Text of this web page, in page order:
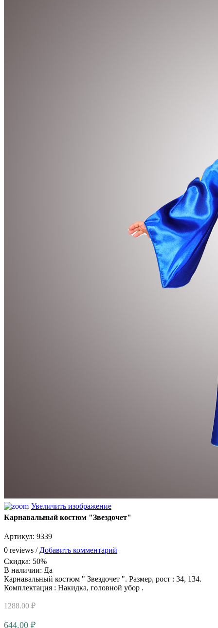
Увеличить изображение
Карнавальный костюм "Звездочет"
Артикул: 9339
0 reviews / Добавить комментарий
Скидка: 50%
В наличии: Да
Карнавальный костюм " Звездочет ". Размер, рост : 34, 134.
Комплектация : Накидка, головной убор .
1288.00 ₽
644.00 ₽